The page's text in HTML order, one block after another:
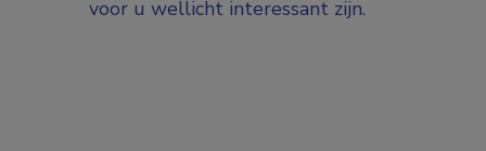
voor u wellicht interessant zijn.